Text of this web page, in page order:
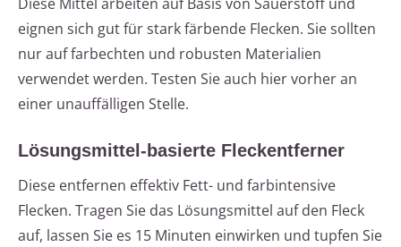
eignen sich gut für stark färbende Flecken. Sie sollten
nur auf farbechten und robusten Materialien
verwendet werden. Testen Sie auch hier vorher an
einer unauffälligen Stelle.
Lösungsmittel-basierte Fleckentferner
Diese entfernen effektiv Fett- und farbintensive
Flecken. Tragen Sie das Lösungsmittel auf den Fleck
auf, lassen Sie es 15 Minuten einwirken und tupfen Sie